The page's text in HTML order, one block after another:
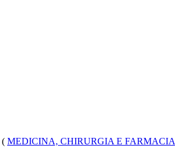
( MEDICINA, CHIRURGIA E FARMACIA